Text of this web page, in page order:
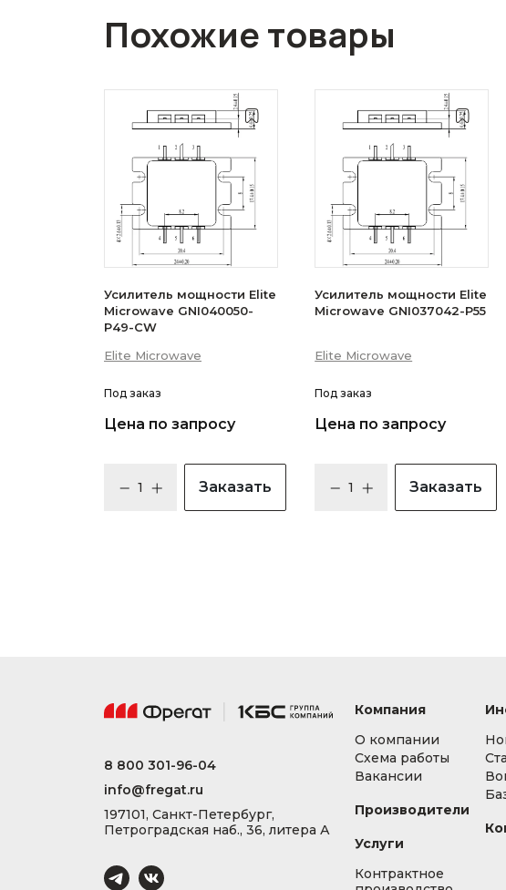
Похожие товары
Усилитель мощности Elite
Microwave GNI040050-
P49-CW
Elite Microwave
Под заказ
Цена по запросу
Заказать
Усилитель мощности Elite
Microwave GNI037042-P55
Elite Microwave
Под заказ
Цена по запросу
Заказать
8 800 301-96-04
info@fregat.ru
197101, Санкт-Петербург,
Петроградская наб., 36, литера А
Компания
О компании
Схема работы
Вакансии
Производители
Услуги
Контрактное